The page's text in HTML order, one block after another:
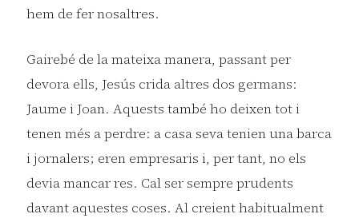
hem de fer nosaltres.
Gairebé de la mateixa manera, passant per
devora ells, Jesús crida altres dos germans:
Jaume i Joan. Aquests també ho deixen tot i
tenen més a perdre: a casa seva tenien una barca
i jornalers; eren empresaris i, per tant, no els
devia mancar res. Cal ser sempre prudents
davant aquestes coses. Al creient habitualment